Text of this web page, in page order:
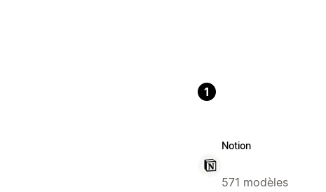
1
Notion
571 modèles